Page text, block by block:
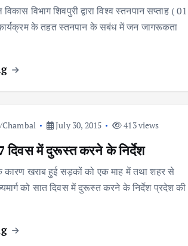
विभाग शिवपुरी द्वारा विश्व स्तनपान सप्ताह ( 01
के तहत स्तनपान के सबंध में जन जागरूकता
July 30, 2015 413 views
7 दिवस में दुरूस्त करने के निर्देश
कारण खराब हुई सड़कों को एक माह में तथा शहर से
को सात दिवस में दुरूस्त करने के निर्देश प्रदेश की